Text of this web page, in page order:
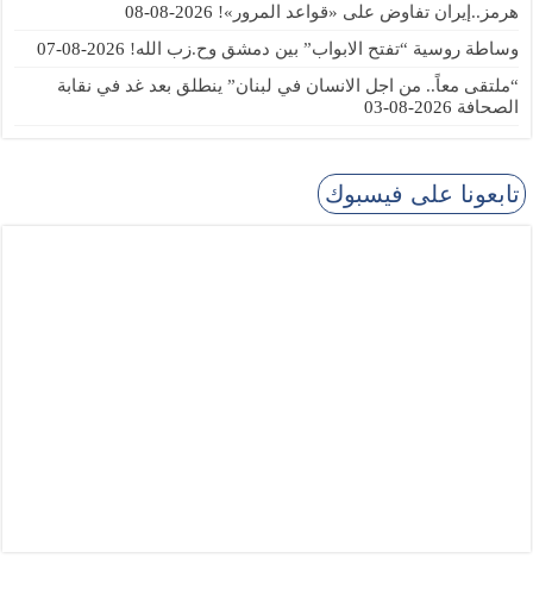
هرمز..إيران تفاوض على «قواعد المرور»! 2026-08-08
وساطة روسية “تفتح الابواب” بين دمشق وح.زب الله! 2026-08-07
“ملتقى معاً.. من اجل الانسان في لبنان” ينطلق بعد غد في نقابة
الصحافة 2026-08-03
تابعونا على فيسبوك